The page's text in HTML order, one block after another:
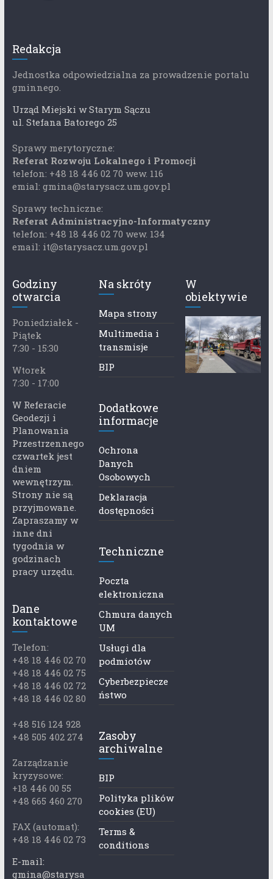
Redakcja
Jednostka odpowiedzialna za prowadzenie portalu
gminnego.
Urząd Miejski w Starym Sączu
ul. Stefana Batorego 25
Sprawy merytoryczne:
Referat Rozwoju Lokalnego i Promocji
telefon: +48 18 446 02 70 wew. 116
emial: gmina@starysacz.um.gov.pl
Sprawy techniczne:
Referat Administracyjno-Informatyczny
telefon: +48 18 446 02 70 wew. 134
email: it@starysacz.um.gov.pl
Godziny
otwarcia
Poniedziałek -
Piątek
7:30 - 15:30
Wtorek
7:30 - 17:00
W Referacie
Geodezji i
Planowania
Przestrzennego
czwartek jest
dniem
wewnętrzym.
Strony nie są
przyjmowane.
Zapraszamy w
inne dni
tygodnia w
godzinach
pracy urzędu.
Dane
kontaktowe
Telefon:
+48 18 446 02 70
+48 18 446 02 75
+48 18 446 02 72
+48 18 446 02 80
+48 516 124 928
+48 505 402 274
Zarządzanie
kryzysowe:
+18 446 00 55
+48 665 460 270
FAX (automat):
+48 18 446 02 73
E-mail:
gmina@starysa
Na skróty
Mapa strony
Multimedia i
transmisje
BIP
Dodatkowe
informacje
Ochrona
Danych
Osobowych
Deklaracja
dostępności
Techniczne
Poczta
elektroniczna
Chmura danych
UM
Usługi dla
podmiotów
Cyberbezpiecze
ństwo
Zasoby
archiwalne
BIP
Polityka plików
cookies (EU)
Terms &
conditions
W
obiektywie